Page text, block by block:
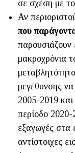
σε σχέση με
Αν
που
παρουσιάζουν
μακροχρόνια
μεγέθυνσης
2005-2019
περίοδο 2020-
εξαγωγές στα
αντίστοιχες